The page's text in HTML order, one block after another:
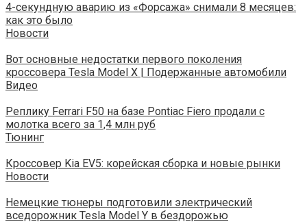
4-секундную аварию из «Форсажа» снимали 8 месяцев:
как это было
Новости
Вот основные недостатки первого поколения
кроссовера Tesla Model X | Подержанные автомобили
Видео
Реплику Ferrari F50 на базе Pontiac Fiero продали с
молотка всего за 1,4 млн руб
Тюнинг
Кроссовер Kia EV5: корейская сборка и новые рынки
Новости
Немецкие тюнеры подготовили электрический
вседорожник Tesla Model Y в бездорожью